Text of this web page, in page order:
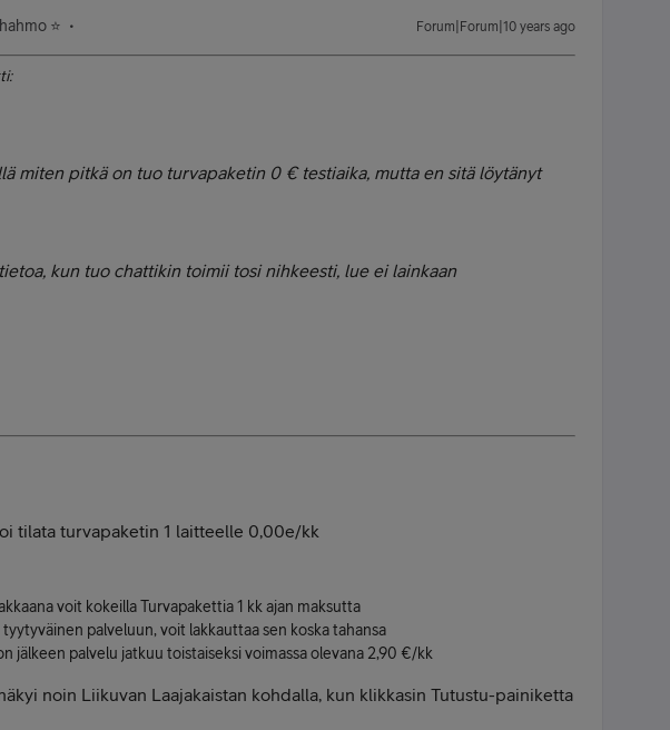
⭐️ Forum|Forum|10 years ago
miten pitkä on tuo turvapaketin 0 € testiaika, mutta en sitä löytänyt
kun tuo chattikin toimii tosi nihkeesti, lue ei lainkaan
tilata turvapaketin 1 laitteelle 0,00e/kk
voit kokeilla Turvapakettia 1 kk ajan maksutta
tyytyväinen palveluun, voit lakkauttaa sen koska tahansa
jälkeen palvelu jatkuu toistaiseksi voimassa olevana 2,90 €/kk
noin Liikuvan Laajakaistan kohdalla, kun klikkasin Tutustu-painiketta